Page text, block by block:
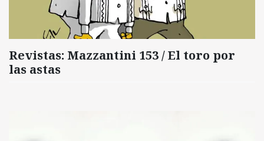
Revistas: Mazzantini 153 / El toro por
las astas